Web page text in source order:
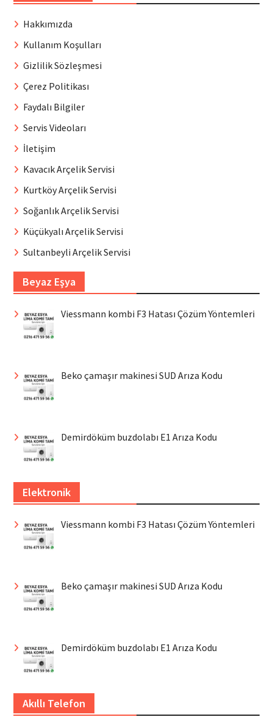
Hakkımızda
Kullanım Koşulları
Gizlilik Sözleşmesi
Çerez Politikası
Faydalı Bilgiler
Servis Videoları
İletişim
Kavacık Arçelik Servisi
Kurtköy Arçelik Servisi
Soğanlık Arçelik Servisi
Küçükyalı Arçelik Servisi
Sultanbeyli Arçelik Servisi
Beyaz Eşya
Viessmann kombi F3 Hatası Çözüm Yöntemleri
Beko çamaşır makinesi SUD Arıza Kodu
Demirdöküm buzdolabı E1 Arıza Kodu
Elektronik
Viessmann kombi F3 Hatası Çözüm Yöntemleri
Beko çamaşır makinesi SUD Arıza Kodu
Demirdöküm buzdolabı E1 Arıza Kodu
Akıllı Telefon